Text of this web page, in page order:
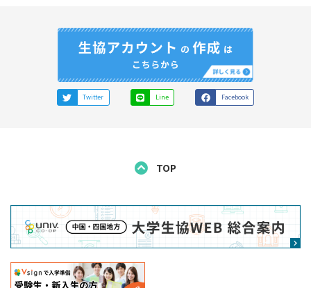
Twitter Line Facebook
TOP